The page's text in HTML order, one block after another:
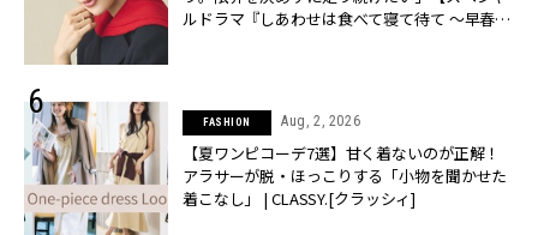
ルドラマ『しあわせは食べて寝て待て ～早春の
FASHION Aug, 2, 2026
【夏ワンピコーデ7選】甘く着ないのが正解！
アラサーが脱・ほっこりする「小物を聞かせた
着こなし」 | CLASSY.[クラッシィ]